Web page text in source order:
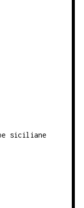
siciliane